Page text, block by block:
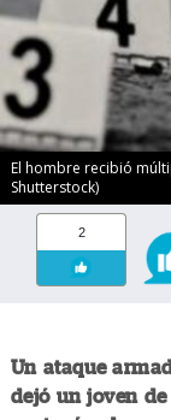
El hombre recibió
Shutterstock)
2
Un ataque
dejó un joven de